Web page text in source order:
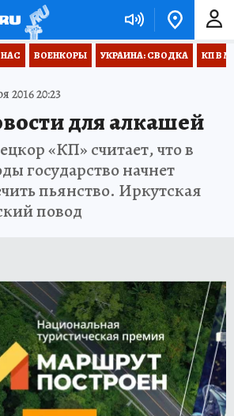
НАС ВОЕНКОРЫ УКРАИНА: СВОДКА КП В
2016 20:23
для алкашей
«КП» считает, что в
государство начнет
пьянство. Иркутская
повод